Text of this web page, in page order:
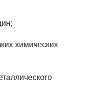
химических